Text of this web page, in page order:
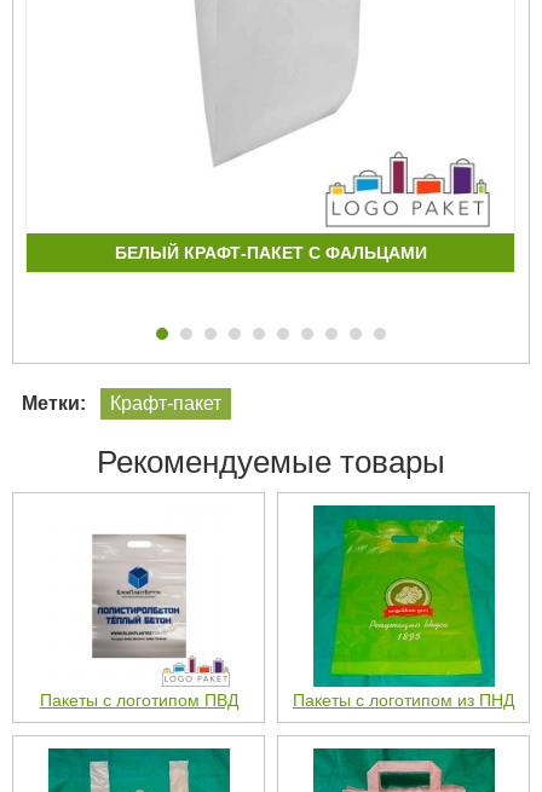
БЕЛЫЙ КРАФТ-ПАКЕТ С ФАЛЬЦАМИ
Метки: Крафт-пакет
Рекомендуемые товары
Пакеты с логотипом ПВД Пакеты с логотипом из ПНД